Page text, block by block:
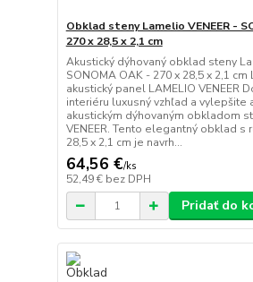
Obklad steny Lamelio VENEER -
270 x 28,5 x 2,1 cm
Akustický dýhovaný obklad steny
SONOMA OAK - 270 x 28,5 x 2,1 cm
akustický panel LAMELIO VENEER
interiéru luxusný vzhľad a vylepšite
akustickým dýhovaným obkladom
VENEER. Tento elegantný obklad s
28,5 x 2,1 cm je navrh...
64,56 €/ks
52,49 € bez DPH
Pridať do